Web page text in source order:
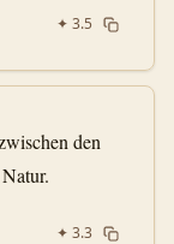
✦ 3.5
den
✦ 3.3